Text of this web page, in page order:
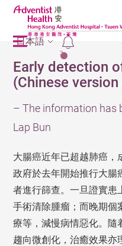
2
日本語
Early detection
(Chinese
– The information has
Lap Bun
大腸癌近年已超越肺癌，
政府於去年開始推行大腸
者進行篩查。一旦證實患
手術清除腫瘤；而晚期個
療等，減慢病情惡化。隨
趨向微創化，治癒效果亦